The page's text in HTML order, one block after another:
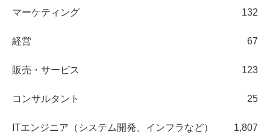
マーケティング 132
経営 67
販売・サービス 123
コンサルタント 25
ITエンジニア（システム開発、インフラなど） 1,807